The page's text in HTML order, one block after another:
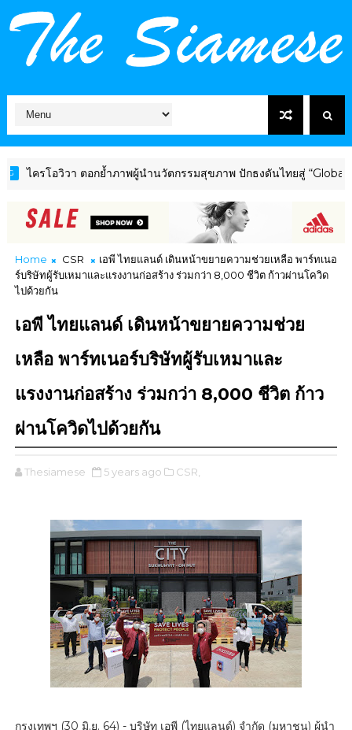
อวิวา ตอกย้ำภาพผู้นำนวัตกรรมสุขภาพ ปักธงดันไทยสู่ “Global
Home CSR
เอพี ไทยแลนด์ เดินหน้าขยายความช่วยเหลือ พาร์ทเนอ
ร์บริษัทผู้รับเหมาและแรงงานก่อสร้าง ร่วมกว่า 8,000 ชีวิต ก้าวผ่านโควิด
ไปด้วยกัน
เอพี ไทยแลนด์ เดินหน้าขยายความช่วย
เหลือ พาร์ทเนอร์บริษัทผู้รับเหมาและ
แรงงานก่อสร้าง ร่วมกว่า 8,000 ชีวิต ก้าว
ผ่านโควิดไปด้วยกัน
Thesiamese 5 years ago CSR,
กรุงเทพฯ (30 มิ.ย. 64) - บริษัท เอพี (ไทยแลนด์) จำกัด (มหาชน) ผู้นำ